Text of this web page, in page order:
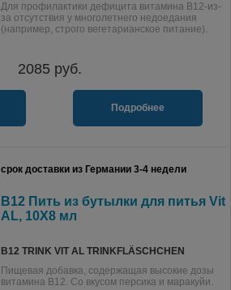
Для профилактики дефицита витамина B12-из-
за отсутствия у многолетнего недоедания
(например, строго вегетарианское питание).
2085 руб.
Подробнее
срок доставки из Германии 3-4 недели
B12 Пить из бутылки для питья Vit
AL, 10X8 мл
B12 TRINK VIT AL TRINKFLÄSCHCHEN
Пищевая добавка, содержащая высокие дозы
витамина B12. Со вкусом персика и маракуйи.